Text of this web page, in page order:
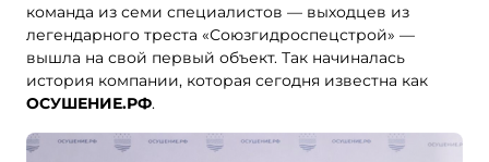
команда из семи специалистов — выходцев из
легендарного треста «Союзгидроспецстрой» —
вышла на свой первый объект. Так начиналась
история компании, которая сегодня известна как
ОСУШЕНИЕ.РФ.